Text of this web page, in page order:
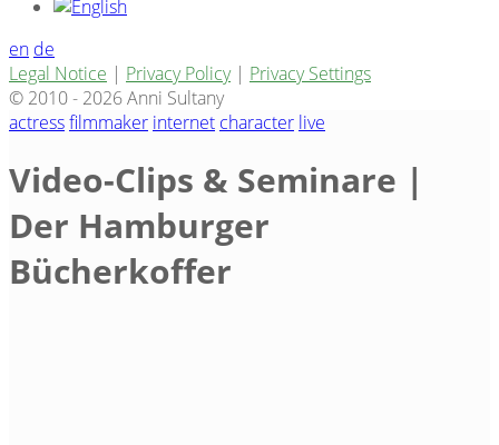
en de
Legal Notice | Privacy Policy| Privacy Settings
© 2010 - 2026 Anni Sultany
actressfilmmaker internet character live
Video-Clips & Seminare |
Der Hamburger
Bücherkoffer